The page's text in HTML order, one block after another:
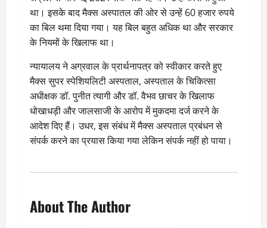
था। इसके बाद मैक्स अस्पातल की ओर से उन्हें 60 हजार रुपये
का बिल थमा दिया गया। यह बिल बहुत अधिक था और सरकार
के नियमों के खिलाफ था।
न्यायालय ने अग्रवाल के प्रार्थनापत्र को स्वीकार करते हुए
मैक्स सुपर स्पेशियलिटी अस्पताल, अस्पताल के चिकित्सा
अधीक्षक डॉ. पुनीत त्यागी और डॉ. वैभव छाचर के खिलाफ
धोखाधड़ी और जालसाजी के आरोप में मुकदमा दर्ज करने के
आदेश दिए हैं। उधर, इस संबंध में मैक्स अस्पताल प्रबंधन से
संपर्क करने का प्रयास किया गया लेकिन संपर्क नहीं हो पाया।
About The Author